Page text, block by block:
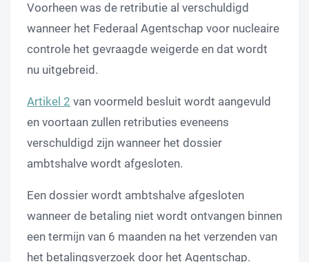
Voorheen was de retributie al verschuldigd
wanneer het Federaal Agentschap voor nucleaire
controle het gevraagde weigerde en dat wordt
nu uitgebreid.
Artikel 2 van voormeld besluit wordt aangevuld
en voortaan zullen retributies eveneens
verschuldigd zijn wanneer het dossier
ambtshalve wordt afgesloten.
Een dossier wordt ambtshalve afgesloten
wanneer de betaling niet wordt ontvangen binnen
een termijn van 6 maanden na het verzenden van
het betalingsverzoek door het Agentschap.